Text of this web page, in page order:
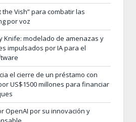
the Vish” para combatir las
por voz
Knife: modelado de amenazas y
impulsados por IA para el
el cierre de un préstamo con
US$1500 millones para financiar
OpenAI por su innovación y